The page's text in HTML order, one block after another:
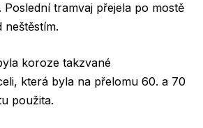
Poslední tramvaj přejela po mostě
neštěstím.
koroze takzvané
která byla na přelomu 60. a 70
použita.